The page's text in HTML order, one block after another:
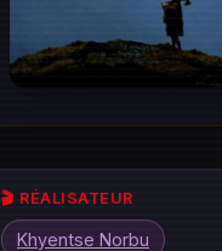
🎬 RÉALISATEUR
Khyentse Norbu